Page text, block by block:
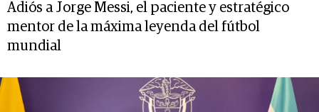
Adiós a Jorge Messi, el paciente y estratégico
mentor de la máxima leyenda del fútbol
mundial